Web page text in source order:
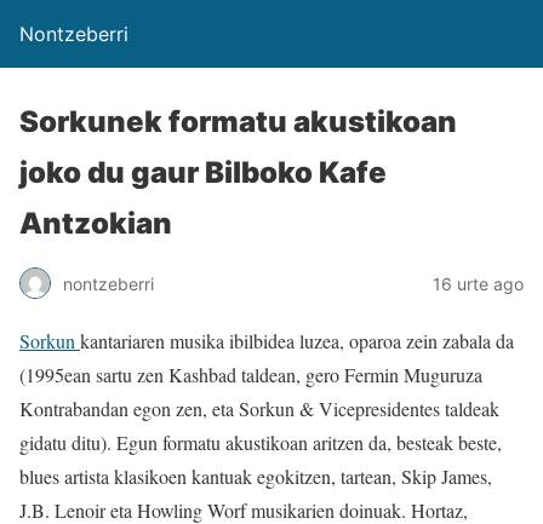
Nontzeberri
Sorkunek formatu akustikoan
joko du gaur Bilboko Kafe
Antzokian
nontzeberri 16 urte ago
Sorkun kantariaren musika ibilbidea luzea, oparoa zein zabala da
(1995ean sartu zen Kashbad taldean, gero Fermin Muguruza
Kontrabandan egon zen, eta Sorkun & Vicepresidentes taldeak
gidatu ditu). Egun formatu akustikoan aritzen da, besteak beste,
blues artista klasikoen kantuak egokitzen, tartean, Skip James,
J.B. Lenoir eta Howling Worf musikarien doinuak. Hortaz,